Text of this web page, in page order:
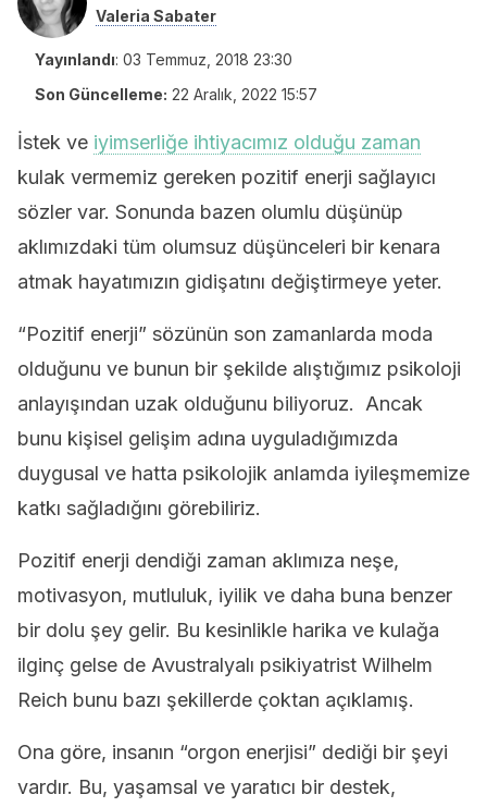
Valeria Sabater
Yayınlandı: 03 Temmuz, 2018 23:30
Son Güncelleme: 22 Aralık, 2022 15:57
İstek ve iyimserliğe ihtiyacımız olduğu zaman
kulak vermemiz gereken pozitif enerji sağlayıcı
sözler var. Sonunda bazen olumlu düşünüp
aklımızdaki tüm olumsuz düşünceleri bir kenara
atmak hayatımızın gidişatını değiştirmeye yeter.
“Pozitif enerji” sözünün son zamanlarda moda
olduğunu ve bunun bir şekilde alıştığımız psikoloji
anlayışından uzak olduğunu biliyoruz. Ancak
bunu kişisel gelişim adına uyguladığımızda
duygusal ve hatta psikolojik anlamda iyileşmemize
katkı sağladığını görebiliriz.
Pozitif enerji dendiği zaman aklımıza neşe,
motivasyon, mutluluk, iyilik ve daha buna benzer
bir dolu şey gelir. Bu kesinlikle harika ve kulağa
ilginç gelse de Avustralyalı psikiyatrist Wilhelm
Reich bunu bazı şekillerde çoktan açıklamış.
Ona göre, insanın “orgon enerjisi” dediği bir şeyi
vardır. Bu, yaşamsal ve yaratıcı bir destek,